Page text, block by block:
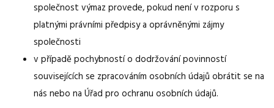
společnost výmaz provede, pokud není v rozporu s
platnými právními předpisy a oprávněnými zájmy
společnosti
v případě pochybností o dodržování povinností
souvisejících se zpracováním osobních údajů obrátit se na
nás nebo na Úřad pro ochranu osobních údajů.